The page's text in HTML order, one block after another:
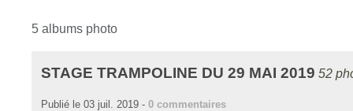
5 albums photo
STAGE TRAMPOLINE DU 29 MAI 2019 52
Publié le 03 juil. 2019 - 0 commentaires